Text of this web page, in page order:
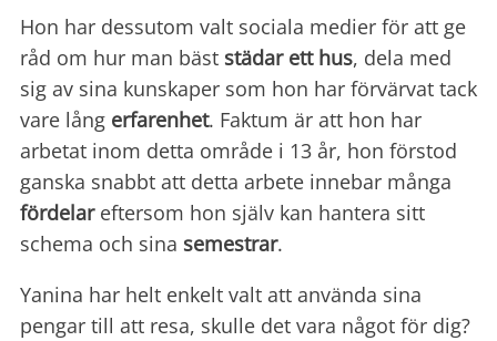
Hon har dessutom valt sociala medier för att ge
råd om hur man bäst städar ett hus, dela med
sig av sina kunskaper som hon har förvärvat tack
vare lång erfarenhet. Faktum är att hon har
arbetat inom detta område i 13 år, hon förstod
ganska snabbt att detta arbete innebar många
fördelareftersom hon själv kan hantera sitt
schema och sina semestrar.
Yanina har helt enkelt valt att använda sina
pengar till att resa, skulle det vara något för dig?